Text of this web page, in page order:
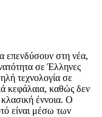
επενδύσουν στη νέα,
σε Έλληνες
τεχνολογία σε
κεφάλαια, καθώς δεν
κλασική έννοια. Ο
είναι μέσω των